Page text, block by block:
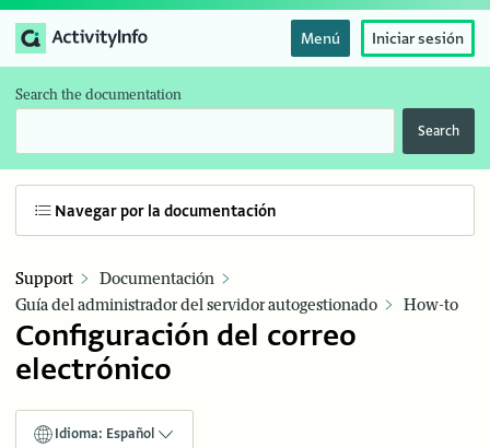
Menú Iniciar sesión
Search the documentation
Search
Navegar por la documentación
Support
Documentación
Guía del administrador del servidor autogestionado
How-to
Configuración del correo
electrónico
Idioma: Español